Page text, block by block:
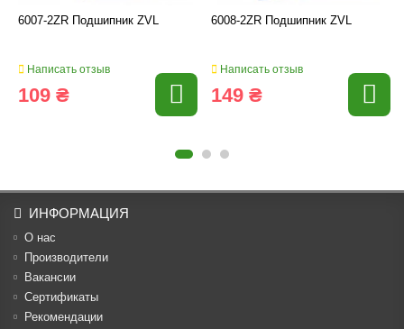
6007-2ZR Подшипник ZVL
Написать отзыв
109 ₴
6008-2ZR Подшипник ZVL
Написать отзыв
149 ₴
ИНФОРМАЦИЯ
О нас
Производители
Вакансии
Cертификаты
Рекомендации